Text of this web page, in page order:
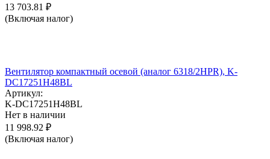
13 703.81 ₽
(Включая налог)
Вентилятор компактный осевой (аналог 6318/2HPR), K-
DC17251H48BL
Артикул:
K-DC17251H48BL
Нет в наличии
11 998.92 ₽
(Включая налог)